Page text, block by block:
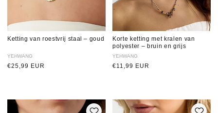
Ketting van roestvrij staal – goud
Verkoper:
YEHWANG
Normale
€25,99 EUR
Korte ketting met kralen van
polyester – bruin en grijs
Verkoper:
YEHWANG
Normale
€11,99 EUR